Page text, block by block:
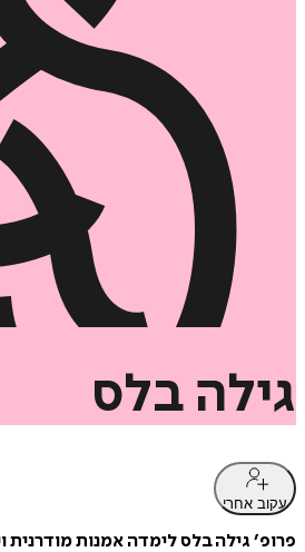
גילה בלס
עקוב אחרי
פרופ׳ גילה בלס לימדה אמנות מודרנית